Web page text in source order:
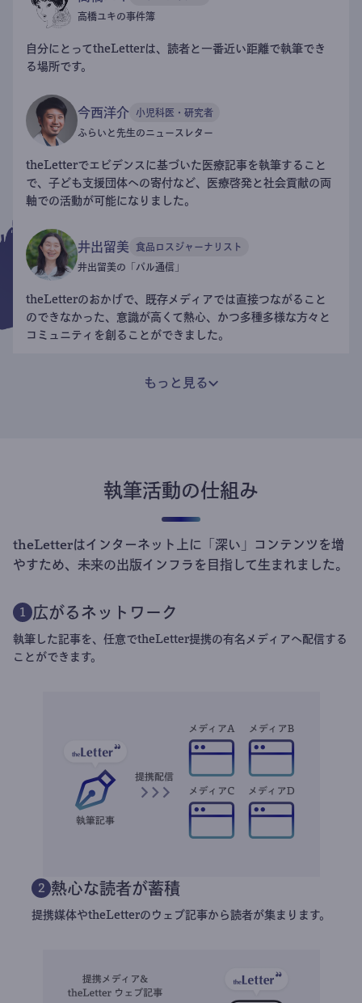
高橋ユキの事件簿
自分にとってtheLetterは、読者と一番近い距離で執筆でき
る場所です。
今西洋介 小児科医・研究者
ふらいと先生のニュースレター
theLetterでエビデンスに基づいた医療記事を執筆すること
で、子ども支援団体への寄付など、医療啓発と社会貢献の両
軸での活動が可能になりました。
井出留美 食品ロスジャーナリスト
井出留美の「パル通信」
theLetterのおかげで、既存メディアでは直接つながること
のできなかった、意識が高くて熱心、かつ多種多様な方々と
コミュニティを創ることができました。
もっと見る
執筆活動の仕組み
theLetterはインターネット上に「深い」コンテンツを増
やすため、未来の出版インフラを目指して生まれました。
1 広がるネットワーク
執筆した記事を、任意でtheLetter提携の有名メディアへ配信する
ことができます。
2 熱心な読者が蓄積
提携媒体やtheLetterのウェブ記事から読者が集まります。